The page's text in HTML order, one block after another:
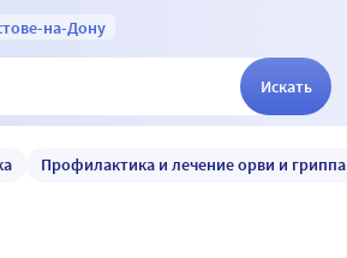
на-Дону
Искать
Профилактика и лечение орви и гриппа